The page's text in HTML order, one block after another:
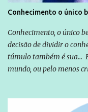
Conhecimento o único
Conhecimento, o único
decisão de dividir o
túmulo também é sua...
mundo, ou pelo menos
empreendedor da